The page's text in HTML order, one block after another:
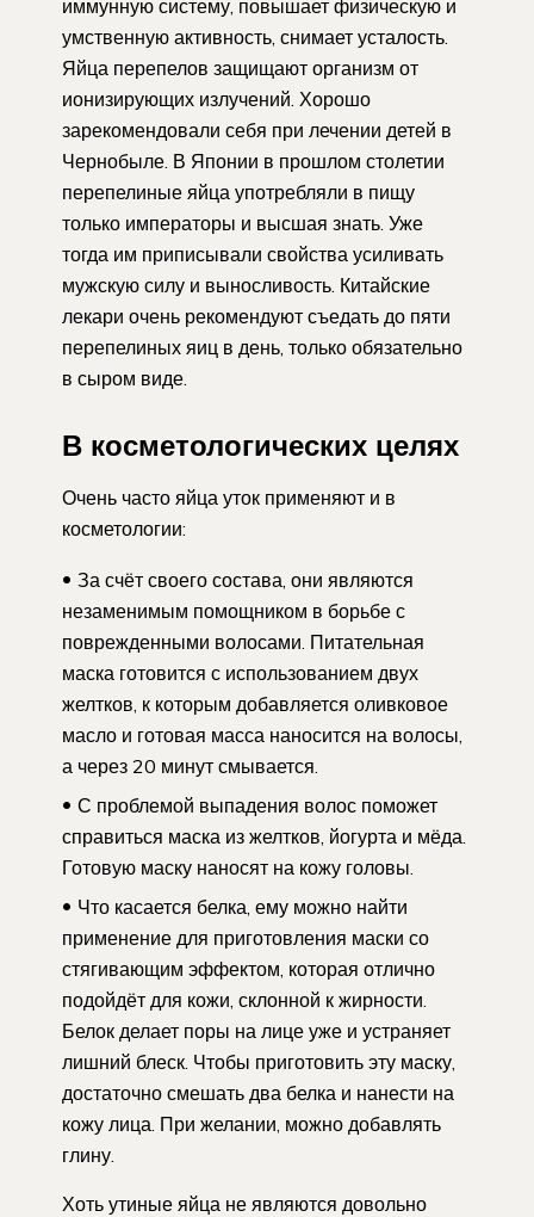
иммунную систему, повышает физическую и
умственную активность, снимает усталость.
Яйца перепелов защищают организм от
ионизирующих излучений. Хорошо
зарекомендовали себя при лечении детей в
Чернобыле. В Японии в прошлом столетии
перепелиные яйца употребляли в пищу
только императоры и высшая знать. Уже
тогда им приписывали свойства усиливать
мужскую силу и выносливость. Китайские
лекари очень рекомендуют съедать до пяти
перепелиных яиц в день, только обязательно
в сыром виде.
В косметологических целях
Очень часто яйца уток применяют и в
косметологии:
За счёт своего состава, они являются
незаменимым помощником в борьбе с
поврежденными волосами. Питательная
маска готовится с использованием двух
желтков, к которым добавляется оливковое
масло и готовая масса наносится на волосы,
а через 20 минут смывается.
С проблемой выпадения волос поможет
справиться маска из желтков, йогурта и мёда.
Готовую маску наносят на кожу головы.
Что касается белка, ему можно найти
применение для приготовления маски со
стягивающим эффектом, которая отлично
подойдёт для кожи, склонной к жирности.
Белок делает поры на лице уже и устраняет
лишний блеск. Чтобы приготовить эту маску,
достаточно смешать два белка и нанести на
кожу лица. При желании, можно добавлять
глину.
Хоть утиные яйца не являются довольно